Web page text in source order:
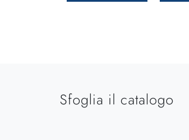
Sfoglia il catalogo